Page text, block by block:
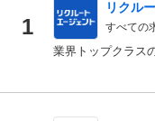
1
リクル
すべての
業界トップクラス